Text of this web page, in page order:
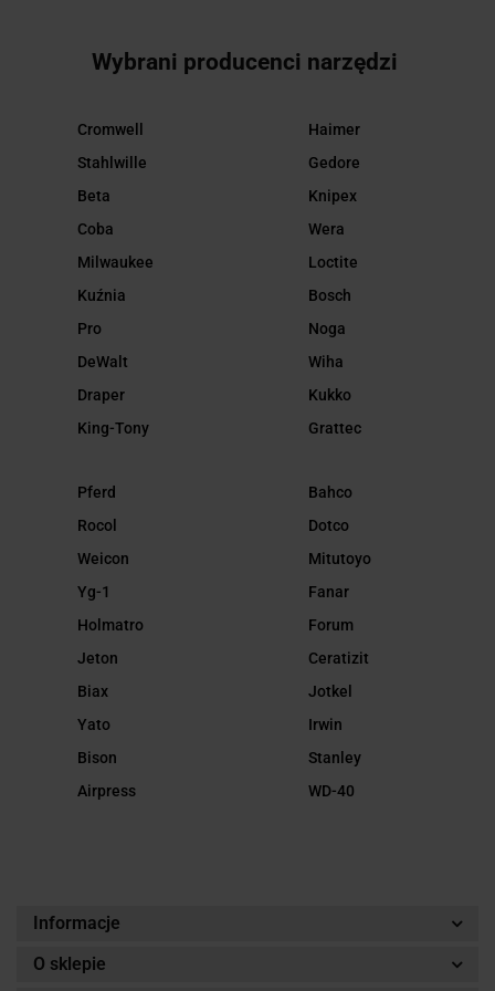
Wybrani producenci narzędzi
Cromwell
Stahlwille
Beta
Coba
Milwaukee
Kuźnia
Pro
DeWalt
Draper
King-Tony
Haimer
Gedore
Knipex
Wera
Loctite
Bosch
Noga
Wiha
Kukko
Grattec
Pferd
Rocol
Weicon
Yg-1
Holmatro
Jeton
Biax
Yato
Bison
Airpress
Bahco
Dotco
Mitutoyo
Fanar
Forum
Ceratizit
Jotkel
Irwin
Stanley
WD-40
Informacje
O sklepie